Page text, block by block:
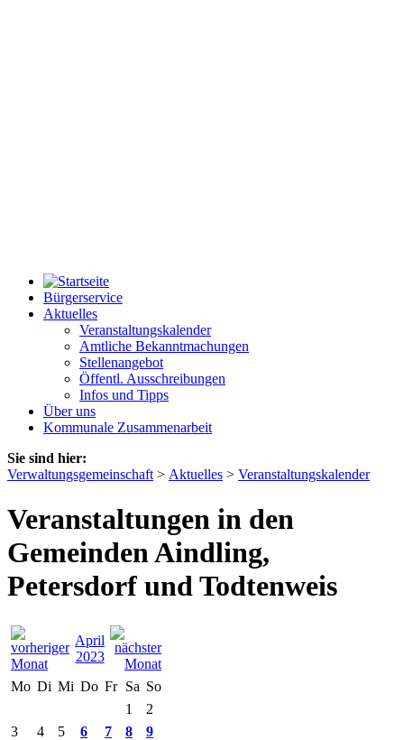
Bürgerservice
Aktuelles
Veranstaltungskalender
Amtliche Bekanntmachungen
Stellenangebot
Öffentl. Ausschreibungen
Infos und Tipps
Über uns
Kommunale Zusammenarbeit
Sie sind hier:
Verwaltungsgemeinschaft > Aktuelles > Veranstaltungskalender
Veranstaltungen in den
Gemeinden Aindling,
Petersdorf und Todtenweis
April
2023
Mo Di Mi Do Fr Sa So
1
2
3
4 5 6 7 8
9